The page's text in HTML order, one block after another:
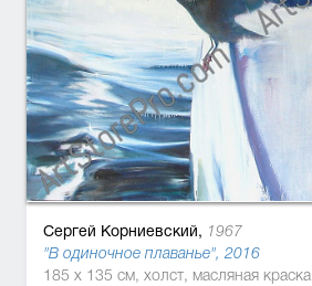
Сергей Корниевский, 1967
"В одиночное плаванье", 2016
185 x 135 см, холст, масляная краска